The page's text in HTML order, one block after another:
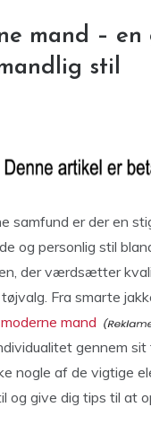
mand –
stil
samfund er der en
og personlig stil
der værdsætter
Fra smarte
mand
gennem sit
nogle af de vigtige
og give dig tips til at